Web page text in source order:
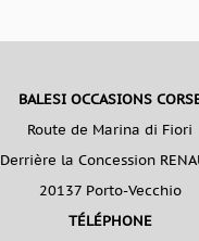
BALESI OCCASIONS
Route de Marina di Fiori
Derrière la Concession
20137 Porto-Vecchio
TÉLÉPHONE